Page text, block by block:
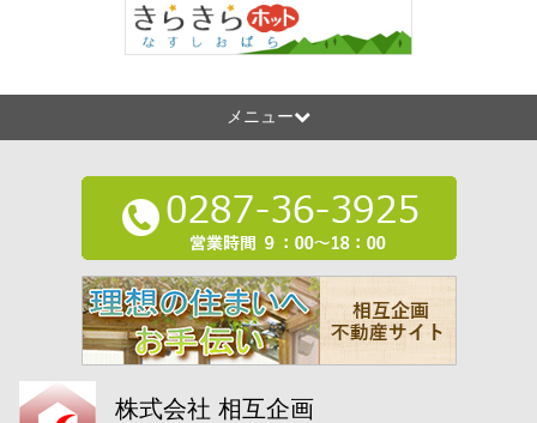
メニュー
株式会社 相互企画